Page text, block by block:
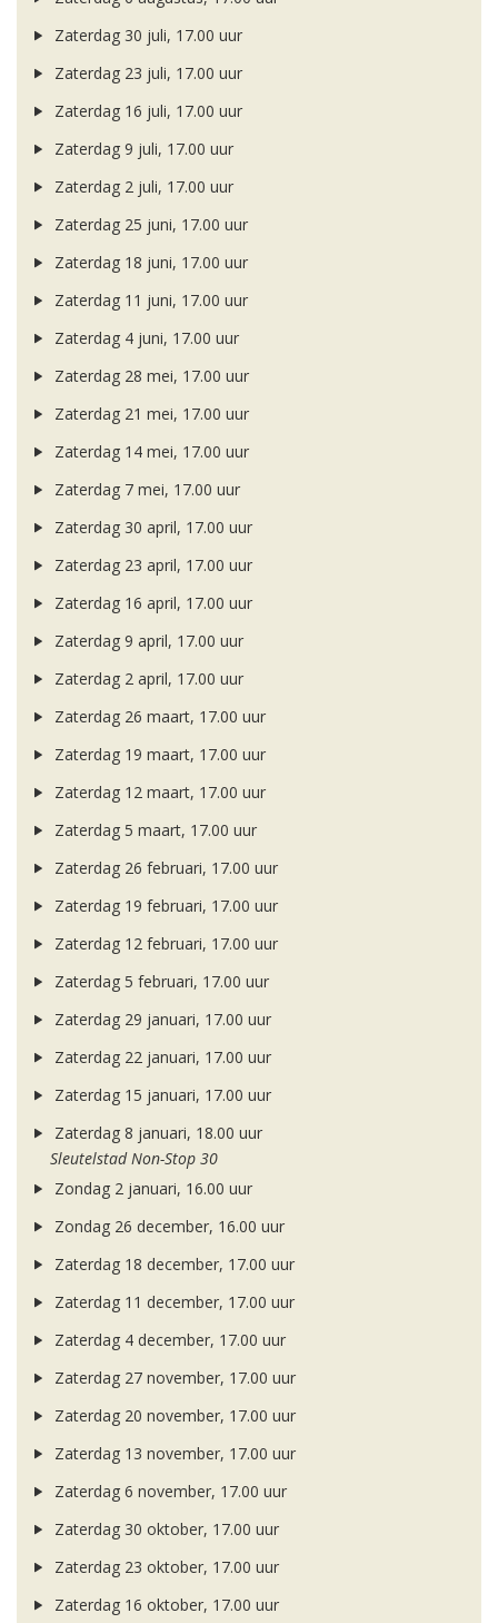
Zaterdag 30 juli, 17.00 uur
Zaterdag 23 juli, 17.00 uur
Zaterdag 16 juli, 17.00 uur
Zaterdag 9 juli, 17.00 uur
Zaterdag 2 juli, 17.00 uur
Zaterdag 25 juni, 17.00 uur
Zaterdag 18 juni, 17.00 uur
Zaterdag 11 juni, 17.00 uur
Zaterdag 4 juni, 17.00 uur
Zaterdag 28 mei, 17.00 uur
Zaterdag 21 mei, 17.00 uur
Zaterdag 14 mei, 17.00 uur
Zaterdag 7 mei, 17.00 uur
Zaterdag 30 april, 17.00 uur
Zaterdag 23 april, 17.00 uur
Zaterdag 16 april, 17.00 uur
Zaterdag 9 april, 17.00 uur
Zaterdag 2 april, 17.00 uur
Zaterdag 26 maart, 17.00 uur
Zaterdag 19 maart, 17.00 uur
Zaterdag 12 maart, 17.00 uur
Zaterdag 5 maart, 17.00 uur
Zaterdag 26 februari, 17.00 uur
Zaterdag 19 februari, 17.00 uur
Zaterdag 12 februari, 17.00 uur
Zaterdag 5 februari, 17.00 uur
Zaterdag 29 januari, 17.00 uur
Zaterdag 22 januari, 17.00 uur
Zaterdag 15 januari, 17.00 uur
Zaterdag 8 januari, 18.00 uur
Sleutelstad Non-Stop 30
Zondag 2 januari, 16.00 uur
Zondag 26 december, 16.00 uur
Zaterdag 18 december, 17.00 uur
Zaterdag 11 december, 17.00 uur
Zaterdag 4 december, 17.00 uur
Zaterdag 27 november, 17.00 uur
Zaterdag 20 november, 17.00 uur
Zaterdag 13 november, 17.00 uur
Zaterdag 6 november, 17.00 uur
Zaterdag 30 oktober, 17.00 uur
Zaterdag 23 oktober, 17.00 uur
Zaterdag 16 oktober, 17.00 uur